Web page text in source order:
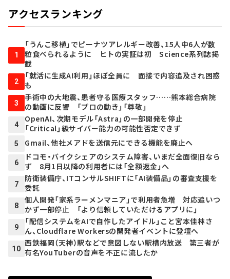
アクセスランキング
1
「うんこ移植」でピーナツアレルギー改善、15人中6人が数
粒食べられるように ヒトの実証は初 Science系列誌掲
載
2
「就活に生成AI利用」ほぼ全員に 面接で内容追及され困惑
も
3
手術中の大地震、患者守る医療スタッフ……熊本総合病院
の動画に反響 「プロの動き」「尊敬」
4
OpenAI、次期モデル「Astra」の一部開発を停止
「Critical」級サイバー能力の可能性否定できず
5 Gmail、他社メアドを送信元にできる機能を廃止へ
6
ドコモ・バイクシェアのシステム障害、いまだ全面復旧なら
ず 8月1日以降の利用者には「全額返金」へ
7
防衛装備庁、ITコンサルSHIFTに「AI装備品」の審査支援を
委託
8
個人開発「家系ラーメンマニア」で利用者急増 対応追いつ
かず一部停止 「より信頼していただけるアプリに」
9
「配信システムをAIで自作したアイドル」こと宮本佳林さ
ん、Cloudflare Workersの開発者イベントに登壇へ
10
西鉄福岡（天神）駅などで意図しない駅構内放送 第三者が
有名YouTuberの音声を不正に流したか